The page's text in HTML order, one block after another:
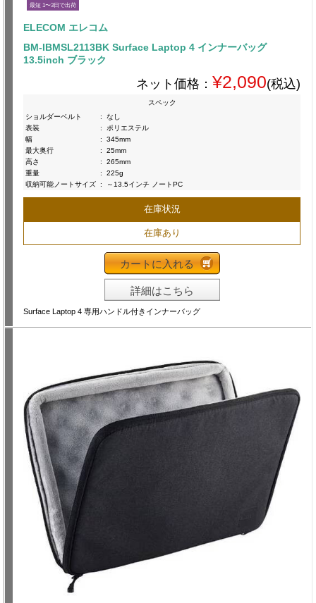
最短 1〜3日で出荷
ELECOM エレコム
BM-IBMSL2113BK Surface Laptop 4 インナーバッグ
13.5inch ブラック
ネット価格： ¥2,090(税込)
スペック
ショルダーベルト
:
なし
表装
:
ポリエステル
幅
:
345mm
最大奥行
:
25mm
高さ
:
265mm
重量
:
225g
収納可能ノートサイズ : ～13.5インチ ノートPC
在庫状況
在庫あり
カートに入れる
詳細はこちら
Surface Laptop 4 専用ハンドル付きインナーバッグ